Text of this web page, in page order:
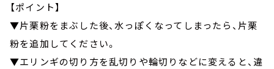
【ポイント】
▼片栗粉をまぶした後、水っぽくなってしまったら、片栗
粉を追加してください。
▼エリンギの切り方を乱切りや輪切りなどに変えると、違